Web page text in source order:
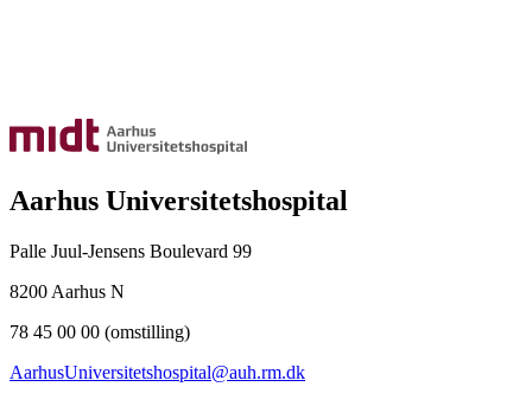
Aarhus Universitetshospital
Palle Juul-Jensens Boulevard 99
8200 Aarhus N
78 45 00 00 (omstilling)
AarhusUniversitetshospital@auh.rm.dk